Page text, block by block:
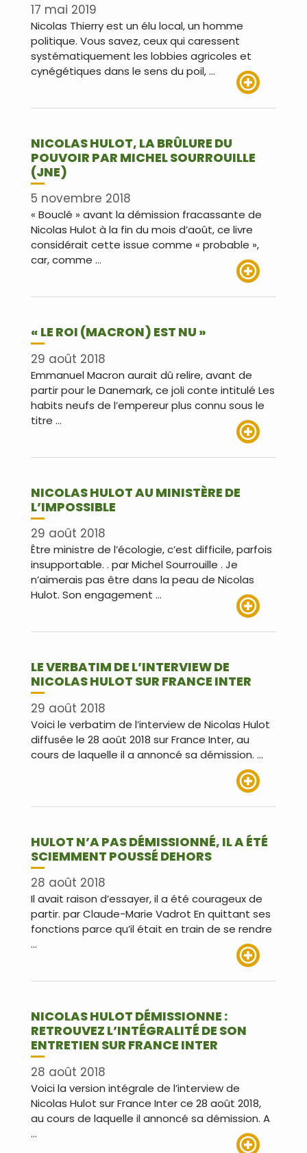
17 mai 2019
Nicolas Thierry est un élu local, un homme
politique. Vous savez, ceux qui caressent
systématiquement les lobbies agricoles et
cynégétiques dans le sens du poil, …
NICOLAS HULOT, LA BRÛLURE DU
POUVOIR PAR MICHEL SOURROUILLE
(JNE)
5 novembre 2018
« Bouclé » avant la démission fracassante de
Nicolas Hulot à la fin du mois d’août, ce livre
considérait cette issue comme « probable »,
car, comme …
« LE ROI (MACRON) EST NU »
29 août 2018
Emmanuel Macron aurait dû relire, avant de
partir pour le Danemark, ce joli conte intitulé Les
habits neufs de l’empereur plus connu sous le
titre …
NICOLAS HULOT AU MINISTÈRE DE
L’IMPOSSIBLE
29 août 2018
Être ministre de l’écologie, c’est difficile, parfois
insupportable. . par Michel Sourrouille . Je
n’aimerais pas être dans la peau de Nicolas
Hulot. Son engagement …
LE VERBATIM DE L’INTERVIEW DE
NICOLAS HULOT SUR FRANCE INTER
29 août 2018
Voici le verbatim de l’interview de Nicolas Hulot
diffusée le 28 août 2018 sur France Inter, au
cours de laquelle il a annoncé sa démission. …
HULOT N’A PAS DÉMISSIONNÉ, IL A ÉTÉ
SCIEMMENT POUSSÉ DEHORS
28 août 2018
Il avait raison d’essayer, il a été courageux de
partir. par Claude-Marie Vadrot En quittant ses
fonctions parce qu’il était en train de se rendre
…
NICOLAS HULOT DÉMISSIONNE :
RETROUVEZ L’INTÉGRALITÉ DE SON
ENTRETIEN SUR FRANCE INTER
28 août 2018
Voici la version intégrale de l’interview de
Nicolas Hulot sur France Inter ce 28 août 2018,
au cours de laquelle il annoncé sa démission. A
…